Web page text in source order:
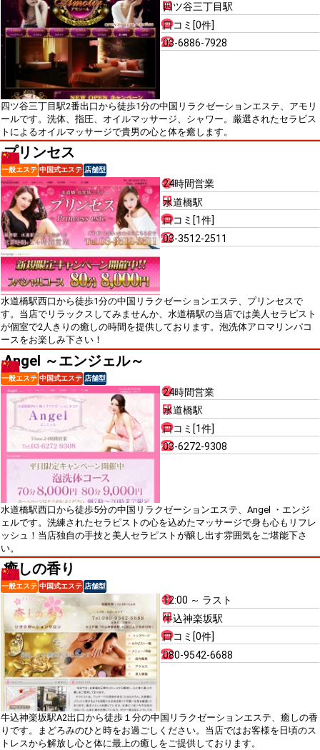
四ツ谷三丁目駅
口コミ[0件]
03-6886-7928
四ツ谷三丁目駅2番出口から徒歩1分の中国リラクゼーションエステ、アモリ
ールです。洗体、指圧、オイルマッサージ、シャワー。厳選されたセラピス
トによるオイルマッサージで貴男の心と体を癒します。
プリンセス
一般エステ 中国式エステ 店舗型
24時間営業
水道橋駅
口コミ[1件]
03-3512-2511
水道橋駅西口から徒歩1分の中国リラクゼーションエステ、プリンセスで
す。当店でリラックスしてみませんか、水道橋駅の当店では美人セラピスト
が個室で2人きりの癒しの時間を提供しております。泡洗体アロマリンパコ
ースをお楽しみ下さい！
Angel ～エンジェル～
一般エステ 中国式エステ 店舗型
24時間営業
水道橋駅
口コミ[1件]
03-6272-9308
水道橋駅西口から徒歩5分の中国リラクゼーションエステ、Angel ・エンジ
ェルです。洗練されたセラピストの心を込めたマッサージで身も心もリフレ
ッシュ！当店独自の手技と美人セラピストが醸し出す雰囲気をご堪能下さ
い。
癒しの香り
一般エステ 中国式エステ 店舗型
12:00 ～ ラスト
牛込神楽坂駅
口コミ[0件]
080-9542-6688
牛込神楽坂駅A2出口から徒歩１分の中国リラクゼーションエステ、癒しの香
りです。まどろみのひと時をお過ごしください。当店ではお客様を日頃のス
トレスから解放し心と体に最上の癒しをご提供しております。